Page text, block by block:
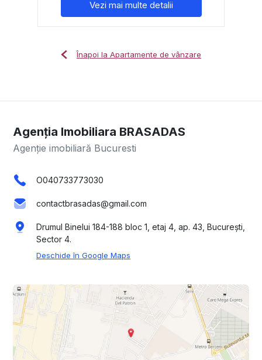
Vezi mai multe detalii
Înapoi la Apartamente de vânzare
Agenția Imobiliara BRASADAS
Agenție imobiliară Bucuresti
O040733773030
contactbrasadas@gmail.com
Drumul Binelui 184-188 bloc 1, etaj 4, ap. 43, București,
Sector 4.
Deschide în Google Maps